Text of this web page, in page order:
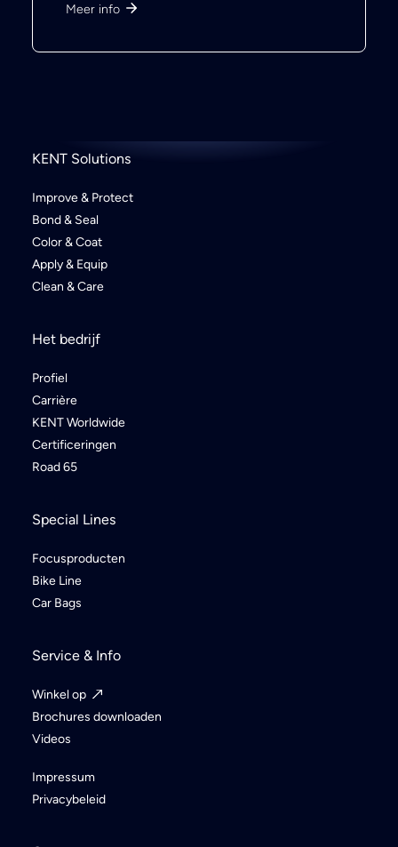
Meer info
KENT Solutions
Improve & Protect
Bond & Seal
Color & Coat
Apply & Equip
Clean & Care
Het bedrijf
Profiel
Carrière
KENT Worldwide
Certificeringen
Road 65
Special Lines
Focusproducten
Bike Line
Car Bags
Service & Info
Winkel op
Brochures downloaden
Videos
Impressum
Privacybeleid